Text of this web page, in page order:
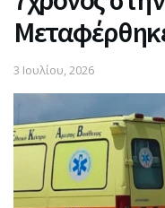
3 Ιουλίου, 2026